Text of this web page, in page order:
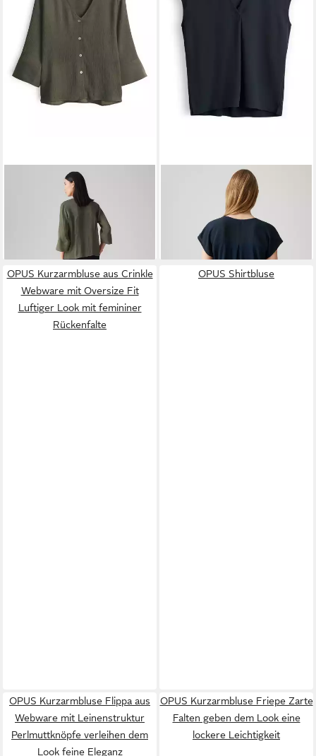
Kurzarmbluse FELSEA
mit feiner Rippoptik feine
Rippstruktur, Schlitze in den
Seiten, Perlmuttknöpfe
ab 49,99 € UVP 69,99 €
Kurzarmbluse Fusia
49,99 €
OPUS Kurzarmbluse aus Crinkle
Webware mit Oversize Fit
Luftiger Look mit femininer
Rückenfalte
OPUS Shirtbluse
OPUS Kurzarmbluse Flippa aus
Webware mit Leinenstruktur
Perlmuttknöpfe verleihen dem
Look feine Eleganz
OPUS Kurzarmbluse Friepe Zarte
Falten geben dem Look eine
lockere Leichtigkeit